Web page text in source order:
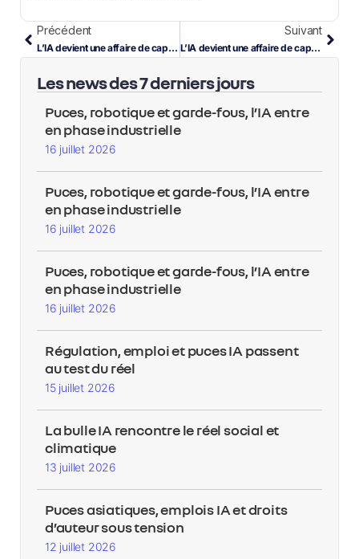
Précédent
L’IA devient une affaire de capitaux et de confiance
Suivant
L’IA devient une affaire de capitaux et de confiance
Les news des 7 derniers jours
Puces, robotique et garde-fous, l’IA entre
en phase industrielle
16 juillet 2026
Puces, robotique et garde-fous, l’IA entre
en phase industrielle
16 juillet 2026
Puces, robotique et garde-fous, l’IA entre
en phase industrielle
16 juillet 2026
Régulation, emploi et puces IA passent
au test du réel
15 juillet 2026
La bulle IA rencontre le réel social et
climatique
13 juillet 2026
Puces asiatiques, emplois IA et droits
d’auteur sous tension
12 juillet 2026